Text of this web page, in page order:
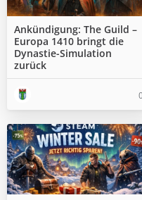
Ankündigung: The Guild –
Europa 1410 bringt die
Dynastie-Simulation
zurück